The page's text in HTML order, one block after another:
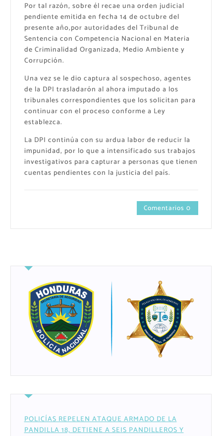
Por tal razón, sobre él recae una orden judicial
pendiente emitida en fecha 14 de octubre del
presente año,por autoridades del Tribunal de
Sentencia con Competencia Nacional en Materia
de Criminalidad Organizada, Medio Ambiente y
Corrupción.
Una vez se le dio captura al sospechoso, agentes
de la DPI trasladarón al ahora imputado a los
tribunales correspondientes que los solicitan para
continuar con el proceso conforme a Ley
establezca.
La DPI continúa con su ardua labor de reducir la
impunidad, por lo que a intensificado sus trabajos
investigativos para capturar a personas que tienen
cuentas pendientes con la justicia del país.
Comentarios 0
POLICÍAS REPELEN ATAQUE ARMADO DE LA
PANDILLA 18, DETIENE A SEIS PANDILLEROS Y